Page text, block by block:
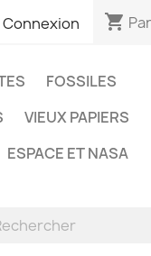
Connexion shopping_cart
FOSSILES
VIEUX PAPIERS
ESPACE ET NASA